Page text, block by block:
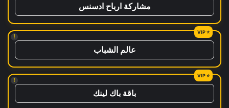
مشاركة ارباح ادسنس
!
عالم الشباب
!
باقة باك لينك